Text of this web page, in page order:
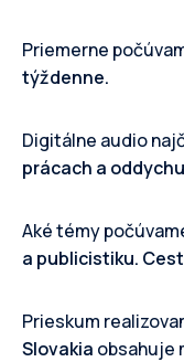
Priemerne
týždenne.
Digitálne audio
prácach a oddychu
Aké témy
a publicistiku.
Prieskum
Slovakia obsahuje